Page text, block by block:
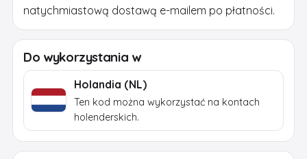
natychmiastową dostawą e-mailem po płatności.
Do wykorzystania w
Holandia (NL)
Ten kod można wykorzystać na kontach
holenderskich.